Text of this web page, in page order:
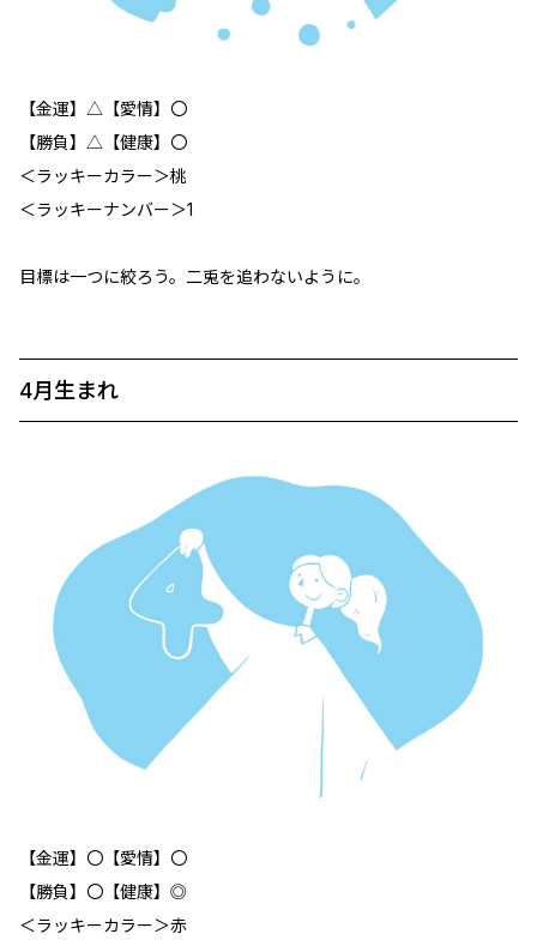
【金運】△【愛情】〇
【勝負】△【健康】〇
＜ラッキーカラー＞桃
＜ラッキーナンバー＞1
目標は一つに絞ろう。二兎を追わないように。
4月生まれ
【金運】〇【愛情】〇
【勝負】〇【健康】◎
＜ラッキーカラー＞赤